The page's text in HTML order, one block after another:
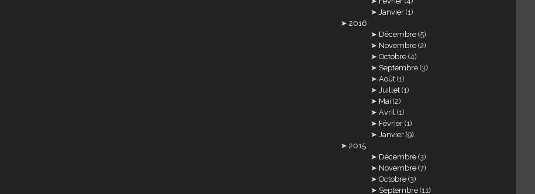
Janvier (1)
2016
Décembre (5)
Novembre (2)
Octobre (4)
Septembre (3)
Août (1)
Juillet (1)
Mai (2)
Avril (1)
Février (1)
Janvier (9)
2015
Décembre (3)
Novembre (7)
Octobre (3)
Septembre (11)